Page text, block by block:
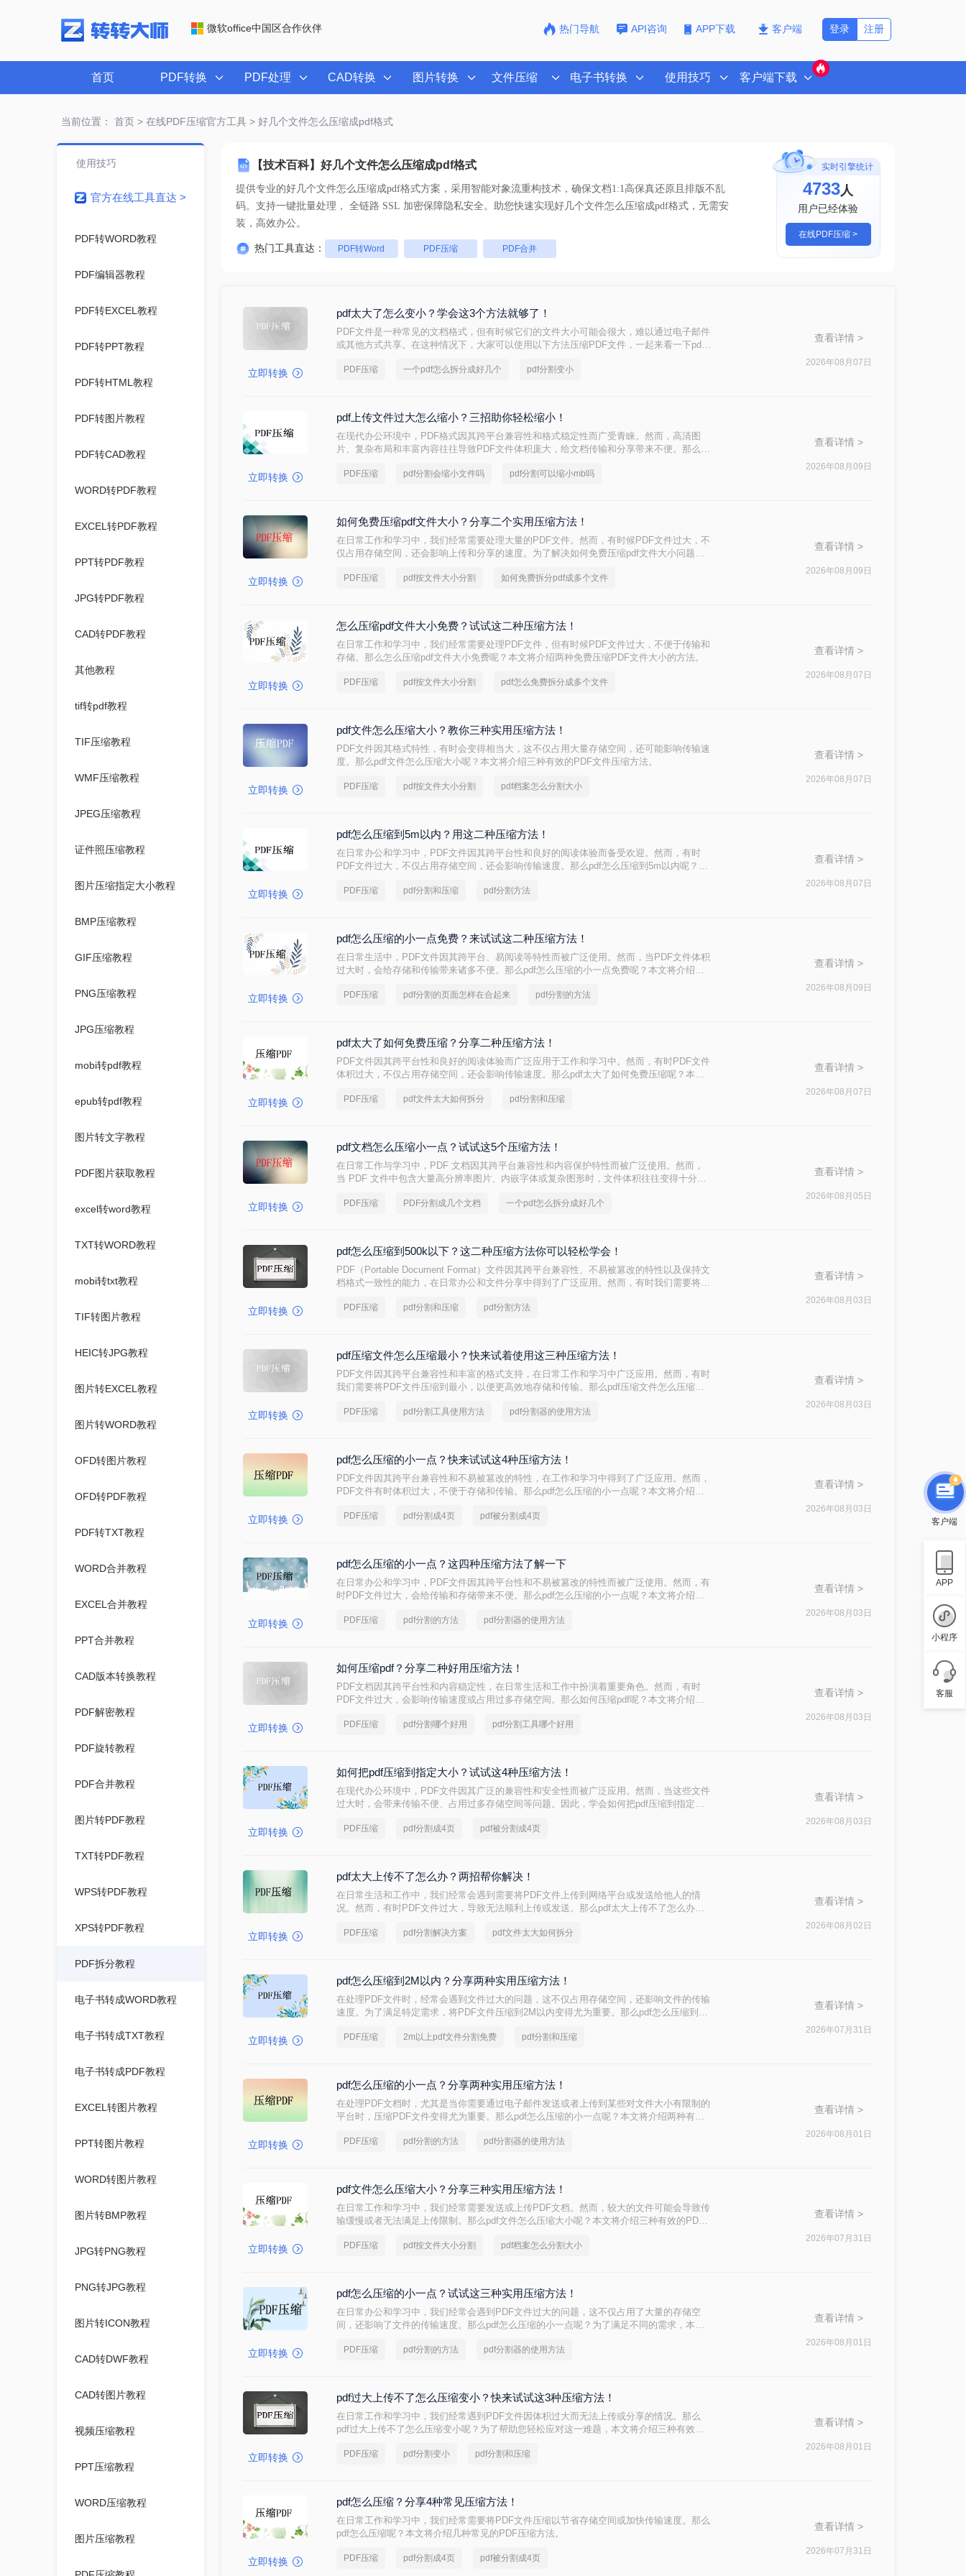
微软office中国区合作伙伴 热门导航 API咨询 APP下载 客户端 注册
登录
首页 PDF转换 PDF处理 CAD转换 图片转换 文件压缩 电子书转换 使用技巧 客户端下载
当前位置： 首页> 在线PDF压缩官方工具> 好几个文件怎么压缩成pdf格式
【技术百科】好几个文件怎么压缩成pdf格式
提供专业的好几个文件怎么压缩成pdf格式方案，采用智能对象流重构技术，确保文档1:1高保真还原且排版不乱
码。支持一键批量处理， 全链路 SSL 加密保障隐私安全。助您快速实现好几个文件怎么压缩成pdf格式，无需安
装，高效办公。
热门工具直达： PDF转Word PDF压缩 PDF合并
实时引擎统计
4738人
用户已经体验
在线PDF压缩 >
使用技巧
官方在线工具直达 >
PDF转WORD教程
PDF编辑器教程
PDF转EXCEL教程
PDF转PPT教程
PDF转HTML教程
PDF转图片教程
PDF转CAD教程
WORD转PDF教程
EXCEL转PDF教程
PPT转PDF教程
JPG转PDF教程
CAD转PDF教程
其他教程
tif转pdf教程
TIF压缩教程
WMF压缩教程
JPEG压缩教程
证件照压缩教程
图片压缩指定大小教程
BMP压缩教程
GIF压缩教程
PNG压缩教程
JPG压缩教程
mobi转pdf教程
epub转pdf教程
图片转文字教程
PDF图片获取教程
excel转word教程
TXT转WORD教程
mobi转txt教程
TIF转图片教程
HEIC转JPG教程
图片转EXCEL教程
图片转WORD教程
OFD转图片教程
OFD转PDF教程
PDF转TXT教程
WORD合并教程
EXCEL合并教程
PPT合并教程
CAD版本转换教程
PDF解密教程
PDF旋转教程
PDF合并教程
图片转PDF教程
TXT转PDF教程
WPS转PDF教程
XPS转PDF教程
PDF拆分教程
电子书转成WORD教程
电子书转成TXT教程
电子书转成PDF教程
EXCEL转图片教程
PPT转图片教程
WORD转图片教程
图片转BMP教程
JPG转PNG教程
PNG转JPG教程
图片转ICON教程
CAD转DWF教程
CAD转图片教程
视频压缩教程
PPT压缩教程
WORD压缩教程
图片压缩教程
立即转换
pdf太大了怎么变小？学会这3个方法就够了！
PDF文件是一种常见的文档格式，但有时候它们的文件大小可能会很大，难以通过电子邮件
或其他方式共享。在这种情况下，大家可以使用以下方法压缩PDF文件，一起来看一下pdf
PDF压缩 一个pdf怎么拆分成好几个 pdf分割变小
查看详情 >
2026年08月07日
立即转换
pdf上传文件过大怎么缩小？三招助你轻松缩小！
在现代办公环境中，PDF格式因其跨平台兼容性和格式稳定性而广受青睐。然而，高清图
片、复杂布局和丰富内容往往导致PDF文件体积庞大，给文档传输和分享带来不便。那么
PDF文件，提升文档传输效率。
PDF压缩 pdf分割会缩小文件吗 pdf分割可以缩小mb吗
查看详情 >
2026年08月09日
立即转换
如何免费压缩pdf文件大小？分享二个实用压缩方法！
在日常工作和学习中，我们经常需要处理大量的PDF文件。然而，有时候PDF文件过大，不
仅占用存储空间，还会影响上传和分享的速度。为了解决如何免费压缩pdf文件大小问题，
PDF压缩 pdf按文件大小分割 如何免费拆分pdf成多个文件
查看详情 >
2026年08月09日
立即转换
怎么压缩pdf文件大小免费？试试这二种压缩方法！
在日常工作和学习中，我们经常需要处理PDF文件，但有时候PDF文件过大，不便于传输和
存储。那么怎么压缩pdf文件大小免费呢？本文将介绍两种免费压缩PDF文件大小的方法。
PDF压缩 pdf按文件大小分割 pdf怎么免费拆分成多个文件
查看详情 >
2026年08月07日
立即转换
pdf文件怎么压缩大小？教你三种实用压缩方法！
PDF文件因其格式特性，有时会变得相当大，这不仅占用大量存储空间，还可能影响传输速
度。那么pdf文件怎么压缩大小呢？本文将介绍三种有效的PDF文件压缩方法。
PDF压缩 pdf按文件大小分割 pdf档案怎么分割大小
查看详情 >
2026年08月07日
立即转换
pdf怎么压缩到5m以内？用这二种压缩方法！
在日常办公和学习中，PDF文件因其跨平台性和良好的阅读体验而备受欢迎。然而，有时
PDF文件过大，不仅占用存储空间，还会影响传输速度。那么pdf怎么压缩到5m以内呢？本
PDF压缩 pdf分割和压缩 pdf分割方法
查看详情 >
2026年08月07日
立即转换
pdf怎么压缩的小一点免费？来试试这二种压缩方法！
在日常生活中，PDF文件因其跨平台、易阅读等特性而被广泛使用。然而，当PDF文件体积
过大时，会给存储和传输带来诸多不便。那么pdf怎么压缩的小一点免费呢？本文将介绍两
PDF压缩 pdf分割的页面怎样在合起来 pdf分割的方法
查看详情 >
2026年08月09日
立即转换
pdf太大了如何免费压缩？分享二种压缩方法！
PDF文件因其跨平台性和良好的阅读体验而广泛应用于工作和学习中。然而，有时PDF文件
体积过大，不仅占用存储空间，还会影响传输速度。那么pdf太大了如何免费压缩呢？本文
PDF压缩 pdf文件太大如何拆分 pdf分割和压缩
查看详情 >
2026年08月07日
立即转换
pdf文档怎么压缩小一点？试试这5个压缩方法！
在日常工作与学习中，PDF 文档因其跨平台兼容性和内容保护特性而被广泛使用。然而，
当 PDF 文件中包含大量高分辨率图片、内嵌字体或复杂图形时，文件体积往往变得十分庞
PDF 文档怎么压缩小一点呢？本文从压缩效果、操作难度、处理速度、隐私安全四个维
PDF压缩 PDF分割成几个文档 一个pdf怎么拆分成好几个
查看详情 >
2026年08月05日
立即转换
pdf怎么压缩到500k以下？这二种压缩方法你可以轻松学会！
PDF（Portable Document Format）文件因其跨平台兼容性、不易被篡改的特性以及保持文
档格式一致性的能力，在日常办公和文件分享中得到了广泛应用。然而，有时我们需要将
本文将介绍两种将PDF文件压缩到500K以下的方法。
PDF压缩 pdf分割和压缩 pdf分割方法
查看详情 >
2026年08月03日
立即转换
pdf压缩文件怎么压缩最小？快来试着使用这三种压缩方法！
PDF文件因其跨平台兼容性和丰富的格式支持，在日常工作和学习中广泛应用。然而，有时
我们需要将PDF文件压缩到最小，以便更高效地存储和传输。那么pdf压缩文件怎么压缩最
PDF压缩 pdf分割工具使用方法 pdf分割器的使用方法
查看详情 >
2026年08月03日
立即转换
pdf怎么压缩的小一点？快来试试这4种压缩方法！
PDF文件因其跨平台兼容性和不易被篡改的特性，在工作和学习中得到了广泛应用。然而，
PDF文件有时体积过大，不便于存储和传输。那么pdf怎么压缩的小一点呢？本文将介绍四
PDF压缩 pdf分割成4页 pdf被分割成4页
查看详情 >
2026年08月03日
立即转换
pdf怎么压缩的小一点？这四种压缩方法了解一下
在日常办公和学习中，PDF文件因其跨平台性和不易被篡改的特性而被广泛使用。然而，有
时PDF文件过大，会给传输和存储带来不便。那么pdf怎么压缩的小一点呢？本文将介绍四
PDF压缩 pdf分割的方法 pdf分割器的使用方法
查看详情 >
2026年08月03日
立即转换
如何压缩pdf？分享二种好用压缩方法！
PDF文档因其跨平台性和内容稳定性，在日常生活和工作中扮演着重要角色。然而，有时
PDF文件过大，会影响传输速度或占用过多存储空间。那么如何压缩pdf呢？本文将介绍两
PDF压缩 pdf分割哪个好用 pdf分割工具哪个好用
查看详情 >
2026年08月03日
立即转换
如何把pdf压缩到指定大小？试试这4种压缩方法！
在现代办公环境中，PDF文件因其广泛的兼容性和安全性而被广泛应用。然而，当这些文件
过大时，会带来传输不便、占用过多存储空间等问题。因此，学会如何把pdf压缩到指定大
PDF压缩 pdf分割成4页 pdf被分割成4页
查看详情 >
2026年08月03日
立即转换
pdf太大上传不了怎么办？两招帮你解决！
在日常生活和工作中，我们经常会遇到需要将PDF文件上传到网络平台或发送给他人的情
况。然而，有时PDF文件过大，导致无法顺利上传或发送。那么pdf太大上传不了怎么办
PDF压缩 pdf分割解决方案 pdf文件太大如何拆分
查看详情 >
2026年08月02日
立即转换
pdf怎么压缩到2M以内？分享两种实用压缩方法！
在处理PDF文件时，经常会遇到文件过大的问题，这不仅占用存储空间，还影响文件的传输
速度。为了满足特定需求，将PDF文件压缩到2M以内变得尤为重要。那么pdf怎么压缩到
PDF压缩 2m以上pdf文件分割免费 pdf分割和压缩
查看详情 >
2026年07月31日
立即转换
pdf怎么压缩的小一点？分享两种实用压缩方法！
在处理PDF文档时，尤其是当你需要通过电子邮件发送或者上传到某些对文件大小有限制的
平台时，压缩PDF文件变得尤为重要。那么pdf怎么压缩的小一点呢？本文将介绍两种有效
PDF压缩 pdf分割的方法 pdf分割器的使用方法
查看详情 >
2026年08月01日
立即转换
pdf文件怎么压缩大小？分享三种实用压缩方法！
在日常工作和学习中，我们经常需要发送或上传PDF文档。然而，较大的文件可能会导致传
输缓慢或者无法满足上传限制。那么pdf文件怎么压缩大小呢？本文将介绍三种有效的PDF
PDF压缩 pdf按文件大小分割 pdf档案怎么分割大小
查看详情 >
2026年07月31日
立即转换
pdf怎么压缩的小一点？试试这三种实用压缩方法！
在日常办公和学习中，我们经常会遇到PDF文件过大的问题，这不仅占用了大量的存储空
间，还影响了文件的传输速度。那么pdf怎么压缩的小一点呢？为了满足不同的需求，本文
PDF压缩 pdf分割的方法 pdf分割器的使用方法
查看详情 >
2026年08月01日
立即转换
pdf过大上传不了怎么压缩变小？快来试试这3种压缩方法！
在日常工作和学习中，我们经常遇到PDF文件因体积过大而无法上传或分享的情况。那么
pdf过大上传不了怎么压缩变小呢？为了帮助您轻松应对这一难题，本文将介绍三种有效的
PDF压缩 pdf分割变小 pdf分割和压缩
查看详情 >
2026年08月01日
立即转换
pdf怎么压缩？分享4种常见压缩方法！
在日常工作和学习中，我们经常需要将PDF文件压缩以节省存储空间或加快传输速度。那么
pdf怎么压缩呢？本文将介绍几种常见的PDF压缩方法。
PDF压缩 pdf分割成4页 pdf被分割成4页
查看详情 >
2026年07月31日
客户端
APP
小程序
客服